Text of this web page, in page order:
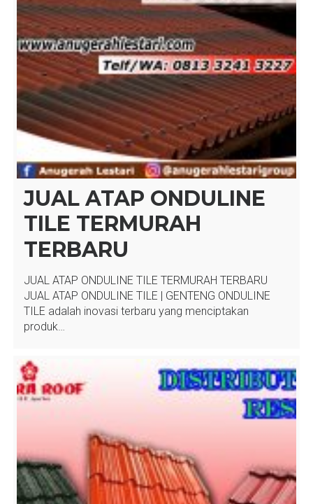
JUAL ATAP ONDULINE
TILE TERMURAH
TERBARU
JUAL ATAP ONDULINE TILE TERMURAH TERBARU
JUAL ATAP ONDULINE TILE | GENTENG ONDULINE
TILE adalah inovasi terbaru yang menciptakan
produk…